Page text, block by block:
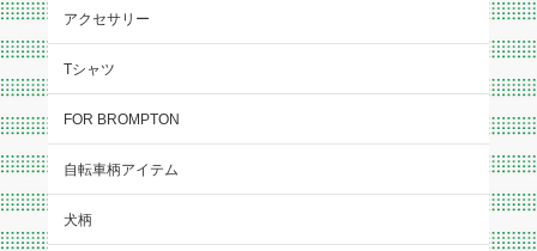
アクセサリー
Tシャツ
FOR BROMPTON
自転車柄アイテム
犬柄